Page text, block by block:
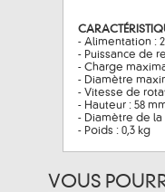
- Alimentation :
- Puissance de
- Charge
- Diamètre
- Vitesse de
- Hauteur : 58
- Diamètre de la
- Poids : 0,3 kg
VOUS